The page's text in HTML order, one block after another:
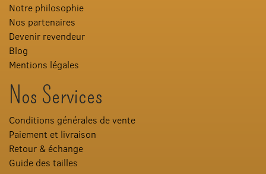
Notre philosophie
Nos partenaires
Devenir revendeur
Blog
Mentions légales
Nos Services
Conditions générales de vente
Paiement et livraison
Retour & échange
Guide des tailles